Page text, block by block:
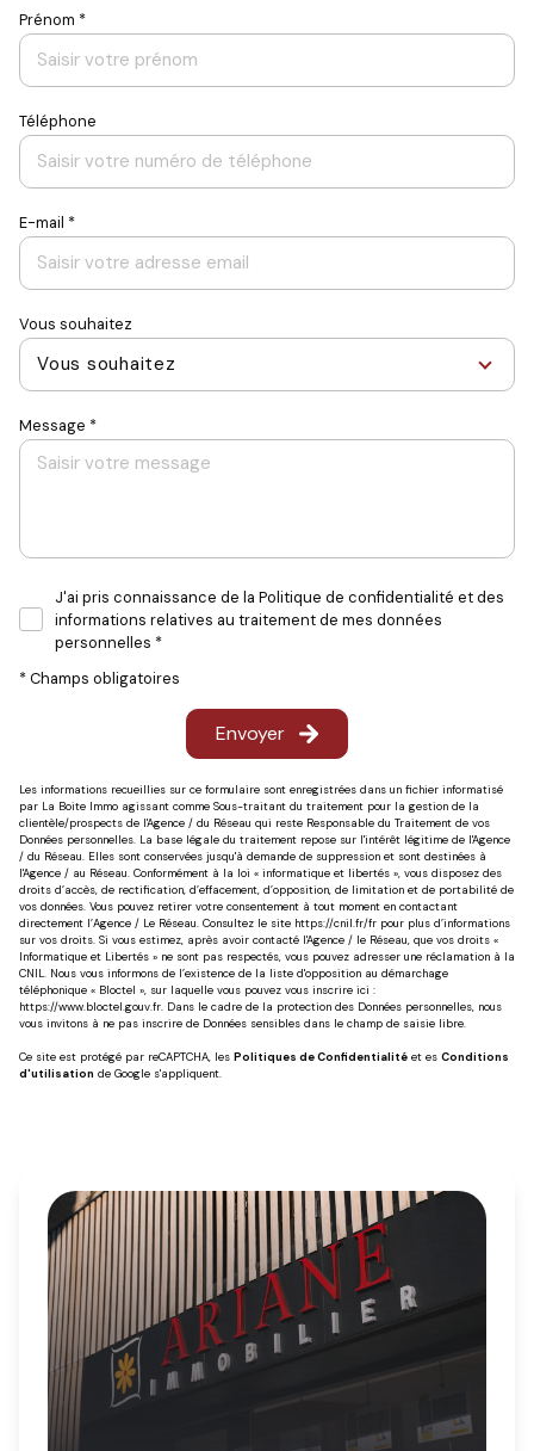
Prénom *
Téléphone
E-mail *
Vous souhaitez
Vous souhaitez
Message *
J'ai pris connaissance de la Politique de confidentialité et des
informations relatives au traitement de mes données
personnelles *
* Champs obligatoires
Envoyer
Les informations recueillies sur ce formulaire sont enregistrées dans un fichier informatisé
par La Boite Immo agissant comme Sous-traitant du traitement pour la gestion de la
clientèle/prospects de l'Agence / du Réseau qui reste Responsable du Traitement de vos
Données personnelles. La base légale du traitement repose sur l'intérêt légitime de l'Agence
/ du Réseau. Elles sont conservées jusqu'à demande de suppression et sont destinées à
l'Agence / au Réseau. Conformément à la loi « informatique et libertés », vous disposez des
droits d’accès, de rectification, d’effacement, d’opposition, de limitation et de portabilité de
vos données. Vous pouvez retirer votre consentement à tout moment en contactant
directement l’Agence / Le Réseau. Consultez le site https://cnil.fr/fr pour plus d’informations
sur vos droits. Si vous estimez, après avoir contacté l'Agence / le Réseau, que vos droits «
Informatique et Libertés » ne sont pas respectés, vous pouvez adresser une réclamation à la
CNIL. Nous vous informons de l’existence de la liste d'opposition au démarchage
téléphonique « Bloctel », sur laquelle vous pouvez vous inscrire ici :
https://www.bloctel.gouv.fr. Dans le cadre de la protection des Données personnelles, nous
vous invitons à ne pas inscrire de Données sensibles dans le champ de saisie libre.
Ce site est protégé par reCAPTCHA, les Politiques de Confidentialité et es Conditions
d'utilisation de Google s'appliquent.